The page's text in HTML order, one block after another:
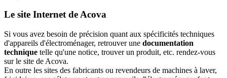
Le site Internet de Acova
Si vous avez besoin de précision quant aux spécificités techniques
d'appareils d'électroménager, retrouver une documentation
technique telle qu'une notice, trouver un produit, etc. rendez-vous
sur le site de Acova.
En outre les sites des fabricants ou revendeurs de machines à laver,